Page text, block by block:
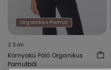
Organikus Pamut
2 Szín
Környakú Póló Organikus
Pamutból